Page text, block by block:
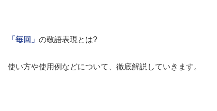
「毎回」 の敬語表現とは?
使い方や使用例などについて、徹底解説していきます。